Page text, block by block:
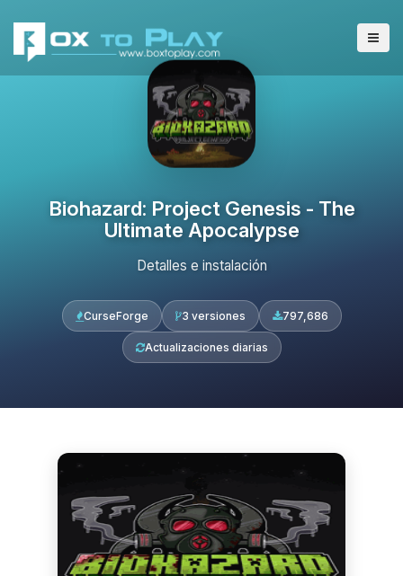
Biohazard: Project Genesis - The
Ultimate Apocalypse
Detalles e instalación
CurseForge 3 versiones 797,686
Actualizaciones diarias